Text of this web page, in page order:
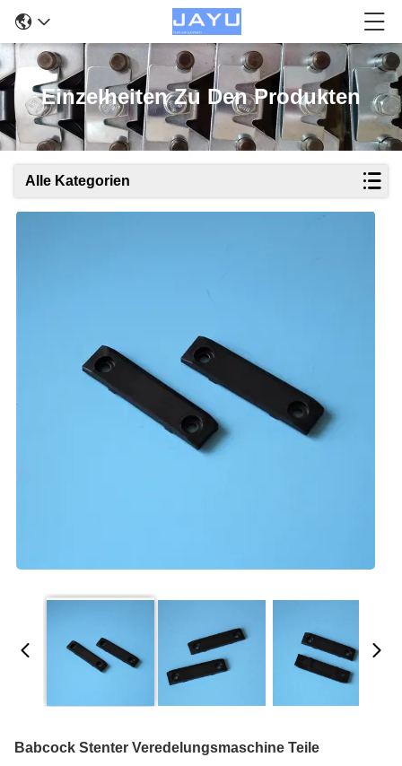
Einzelheiten Zu Den Produkten
Alle Kategorien
Babcock Stenter Veredelungsmaschine Teile